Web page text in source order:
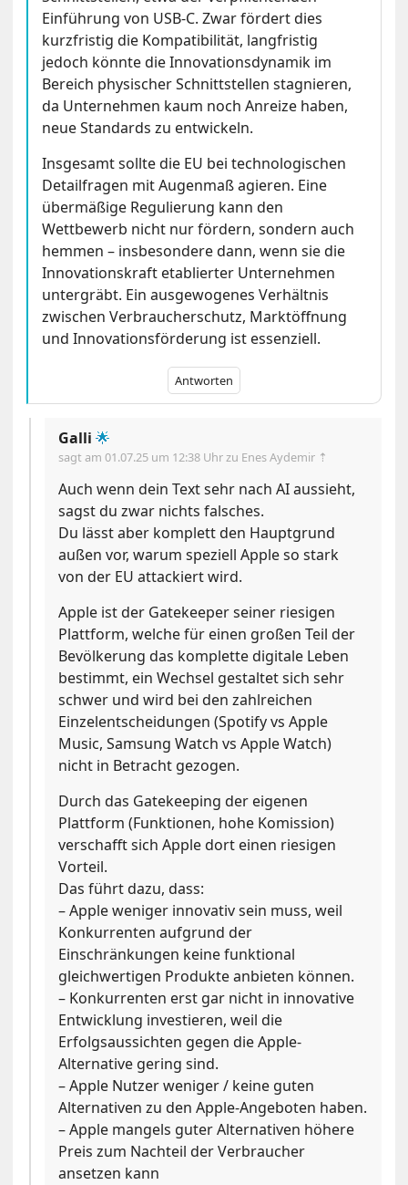
Einführung von USB-C. Zwar fördert dies
kurzfristig die Kompatibilität, langfristig
jedoch könnte die Innovationsdynamik im
Bereich physischer Schnittstellen stagnieren,
da Unternehmen kaum noch Anreize haben,
neue Standards zu entwickeln.
Insgesamt sollte die EU bei technologischen
Detailfragen mit Augenmaß agieren. Eine
übermäßige Regulierung kann den
Wettbewerb nicht nur fördern, sondern auch
hemmen – insbesondere dann, wenn sie die
Innovationskraft etablierter Unternehmen
untergräbt. Ein ausgewogenes Verhältnis
zwischen Verbraucherschutz, Marktöffnung
und Innovationsförderung ist essenziell.
Antworten
Galli 🌟
sagt am01.07.25 um 12:38 Uhrzu Enes Aydemir ⇡
Auch wenn dein Text sehr nach AI aussieht,
sagst du zwar nichts falsches.
Du lässt aber komplett den Hauptgrund
außen vor, warum speziell Apple so stark
von der EU attackiert wird.
Apple ist der Gatekeeper seiner riesigen
Plattform, welche für einen großen Teil der
Bevölkerung das komplette digitale Leben
bestimmt, ein Wechsel gestaltet sich sehr
schwer und wird bei den zahlreichen
Einzelentscheidungen (Spotify vs Apple
Music, Samsung Watch vs Apple Watch)
nicht in Betracht gezogen.
Durch das Gatekeeping der eigenen
Plattform (Funktionen, hohe Komission)
verschafft sich Apple dort einen riesigen
Vorteil.
Das führt dazu, dass:
– Apple weniger innovativ sein muss, weil
Konkurrenten aufgrund der
Einschränkungen keine funktional
gleichwertigen Produkte anbieten können.
– Konkurrenten erst gar nicht in innovative
Entwicklung investieren, weil die
Erfolgsaussichten gegen die Apple-
Alternative gering sind.
– Apple Nutzer weniger / keine guten
Alternativen zu den Apple-Angeboten haben.
– Apple mangels guter Alternativen höhere
Preis zum Nachteil der Verbraucher
ansetzen kann